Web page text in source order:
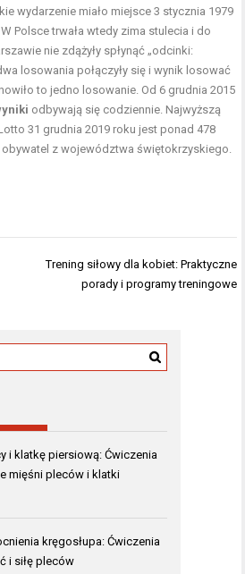
wydarzenie miało miejsce 3 stycznia 1979
Polsce trwała wtedy zima stulecia i do
nie zdążyły spłynąć „odcinki:
losowania połączyły się i wynik losować
to jedno losowanie. Od 6 grudnia 2015
odbywają się codziennie. Najwyższą
31 grudnia 2019 roku jest ponad 478
obywatel z województwa świętokrzyskiego.
Trening siłowy dla kobiet: Praktyczne
porady i programy treningowe
i klatkę piersiową: Ćwiczenia
mięśni pleców i klatki
kręgosłupa: Ćwiczenia
i siłę pleców